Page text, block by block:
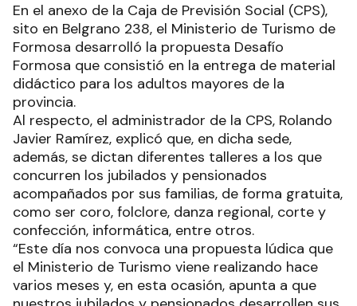
En el anexo de la Caja de Previsión Social (CPS),
sito en Belgrano 238, el Ministerio de Turismo de
Formosa desarrolló la propuesta Desafío
Formosa que consistió en la entrega de material
didáctico para los adultos mayores de la
provincia.
Al respecto, el administrador de la CPS, Rolando
Javier Ramírez, explicó que, en dicha sede,
además, se dictan diferentes talleres a los que
concurren los jubilados y pensionados
acompañados por sus familias, de forma gratuita,
como ser coro, folclore, danza regional, corte y
confección, informática, entre otros.
“Este día nos convoca una propuesta lúdica que
el Ministerio de Turismo viene realizando hace
varios meses y, en esta ocasión, apunta a que